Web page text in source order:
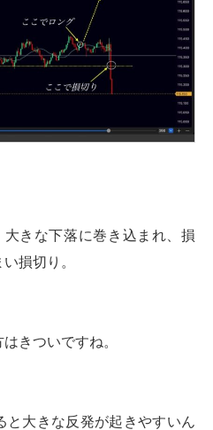
きな下落に巻き込まれ、損
損切り。
きついですね。
と大きな反発が起きやすいん